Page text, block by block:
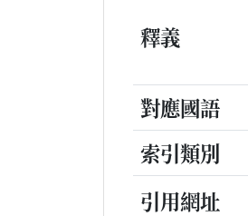
釋義
對應國語
索引類別
引用網址